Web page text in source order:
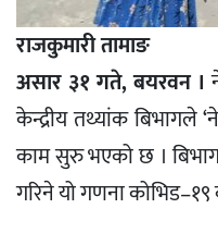
राजकुमारी तामाङ
असार ३१ गते, बयरवन ।
केन्द्रीय तथ्यांक बिभागले
काम सुरु भएको छ ।
गरिने यो गणना